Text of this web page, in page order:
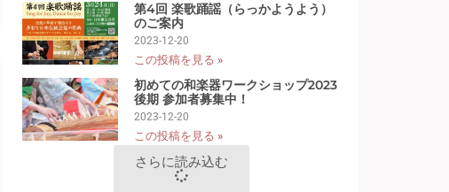
第4回 楽歌踊謡（らっかようよう）
のご案内
2023-12-20
この投稿を見る »
初めての和楽器ワークショップ2023
後期 参加者募集中！
2023-12-20
この投稿を見る »
さらに読み込む